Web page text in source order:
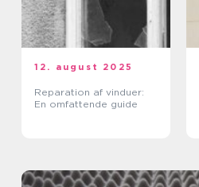
12. august 2025
Reparation af vinduer:
En omfattende guide